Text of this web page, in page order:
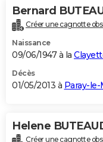
Bernard
Créer une cagnotte
Naissance
09/06/1947 à la
Décès
01/05/2013 à Paray-le-
Helene
Créer une cagnotte